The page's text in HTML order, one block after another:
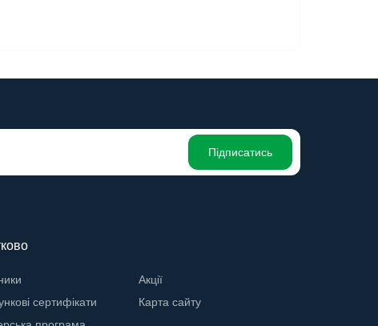
Підписатись
сертифікати
Акції
Карта сайту